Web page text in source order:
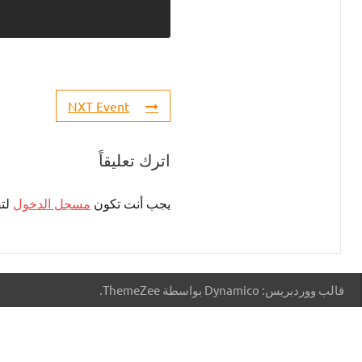
NXT Event
اترك تعليقاً
يجب أنت تكون مسجل الدخول
قالب ووردبريس: Dynamico بواسطة ThemeZee.